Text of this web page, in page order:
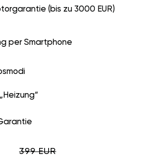
(bis zu 3000 EUR)
per Smartphone
399 EUR